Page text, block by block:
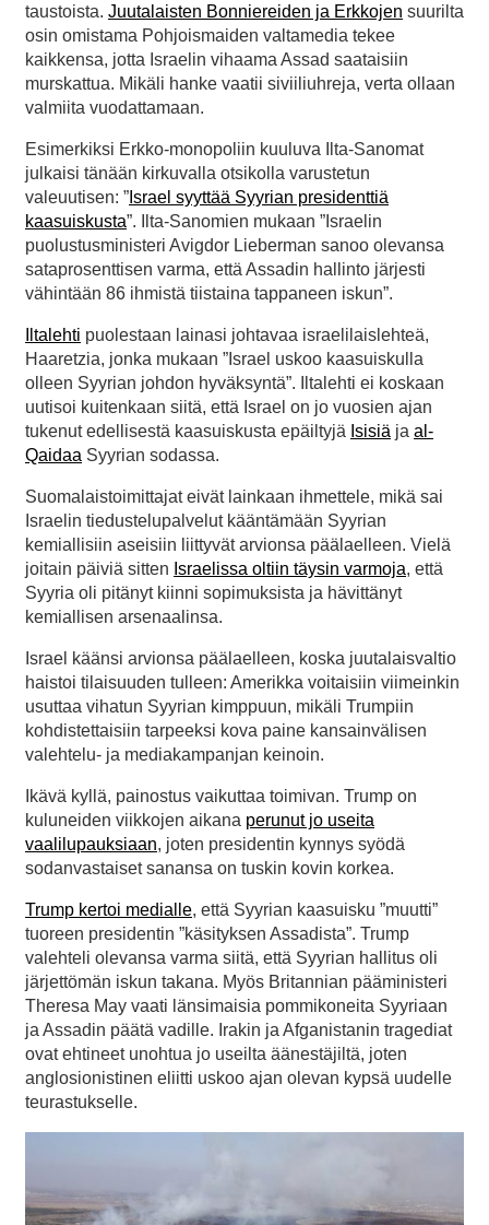
taustoista. Juutalaisten Bonniereiden ja Erkkojen suurilta
osin omistama Pohjoismaiden valtamedia tekee
kaikkensa, jotta Israelin vihaama Assad saataisiin
murskattua. Mikäli hanke vaatii siviiliuhreja, verta ollaan
valmiita vuodattamaan.
Esimerkiksi Erkko-monopoliin kuuluva Ilta-Sanomat
julkaisi tänään kirkuvalla otsikolla varustetun
valeuutisen: ” Israel syyttää Syyrian presidenttiä
kaasuiskusta”. Ilta-Sanomien mukaan ”Israelin
puolustusministeri Avigdor Lieberman sanoo olevansa
sataprosenttisen varma, että Assadin hallinto järjesti
vähintään 86 ihmistä tiistaina tappaneen iskun”.
Iltalehti puolestaan lainasi johtavaa israelilaislehteä,
Haaretzia, jonka mukaan ”Israel uskoo kaasuiskulla
olleen Syyrian johdon hyväksyntä”. Iltalehti ei koskaan
uutisoi kuitenkaan siitä, että Israel on jo vuosien ajan
tukenut edellisestä kaasuiskusta epäiltyjä Isisiä ja al-
Qaidaa Syyrian sodassa.
Suomalaistoimittajat eivät lainkaan ihmettele, mikä sai
Israelin tiedustelupalvelut kääntämään Syyrian
kemiallisiin aseisiin liittyvät arvionsa päälaelleen. Vielä
joitain päiviä sitten Israelissa oltiin täysin varmoja, että
Syyria oli pitänyt kiinni sopimuksista ja hävittänyt
kemiallisen arsenaalinsa.
Israel käänsi arvionsa päälaelleen, koska juutalaisvaltio
haistoi tilaisuuden tulleen: Amerikka voitaisiin viimeinkin
usuttaa vihatun Syyrian kimppuun, mikäli Trumpiin
kohdistettaisiin tarpeeksi kova paine kansainvälisen
valehtelu- ja mediakampanjan keinoin.
Ikävä kyllä, painostus vaikuttaa toimivan. Trump on
kuluneiden viikkojen aikana perunut jo useita
vaalilupauksiaan, joten presidentin kynnys syödä
sodanvastaiset sanansa on tuskin kovin korkea.
Trump kertoi medialle, että Syyrian kaasuisku ”muutti”
tuoreen presidentin ”käsityksen Assadista”. Trump
valehteli olevansa varma siitä, että Syyrian hallitus oli
järjettömän iskun takana. Myös Britannian pääministeri
Theresa May vaati länsimaisia pommikoneita Syyriaan
ja Assadin päätä vadille. Irakin ja Afganistanin tragediat
ovat ehtineet unohtua jo useilta äänestäjiltä, joten
anglosionistinen eliitti uskoo ajan olevan kypsä uudelle
teurastukselle.